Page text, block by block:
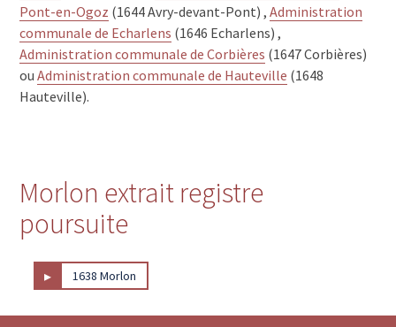
Pont-en-Ogoz (1644 Avry-devant-Pont) ,Administration
communale de Echarlens (1646 Echarlens) ,
Administration communale de Corbières (1647 Corbières)
ouAdministration communale de Hauteville (1648
Hauteville).
Morlon extrait registre
poursuite
▸ 1638 Morlon